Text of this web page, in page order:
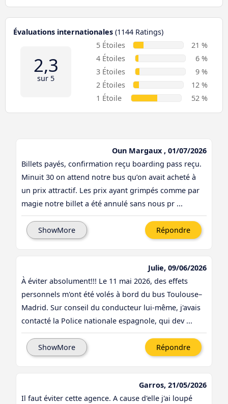
Évaluations internationales (1144 Ratings)
2,3
sur 5
5 Étoiles
21 %
4 Étoiles
6 %
3 Étoiles
9 %
2 Étoiles
12 %
1 Étoile
52 %
Oun Margaux , 01/07/2026
Billets payés, confirmation reçu boarding pass reçu.
Minuit 30 on attend notre bus qu’on avait acheté à
un prix attractif. Les prix ayant grimpés comme par
magie notre billet a été annulé sans nous pr ...
ShowMore Répondre
Julie, 09/06/2026
À éviter absolument!!! Le 11 mai 2026, des effets
personnels m'ont été volés à bord du bus Toulouse–
Madrid. Sur conseil du conducteur lui-même, j'avais
contacté la Police nationale espagnole, qui dev ...
ShowMore Répondre
Garros, 21/05/2026
Il faut éviter cette agence. A cause d'elle j'ai loupé